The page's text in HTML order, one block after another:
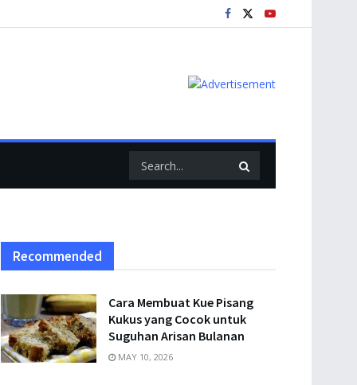
Recommended
Cara Membuat Kue Pisang
Kukus yang Cocok untuk
Suguhan Arisan Bulanan
MAY 10, 2026